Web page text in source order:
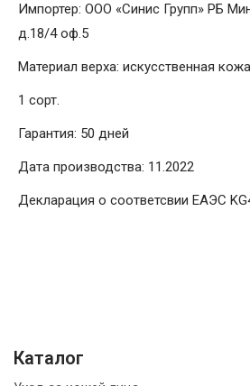
Импортер: ООО «Синис Групп» РБ
д.18/4 оф.5
Материал верха: искусственная кожа
1 сорт.
Гарантия: 50 дней
Дата производства: 11.2022
Декларация о соответсвии ЕАЭС
Каталог